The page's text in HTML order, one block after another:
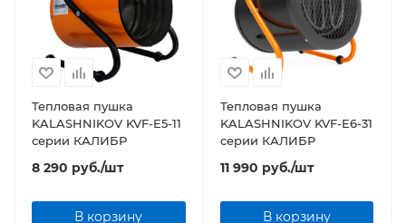
Тепловая пушка
KALASHNIKOV KVF-E5-11
серии КАЛИБР
8 290 руб./шт
В корзину
Тепловая пушка
KALASHNIKOV KVF-E6-31
серии КАЛИБР
11 990 руб./шт
В корзину